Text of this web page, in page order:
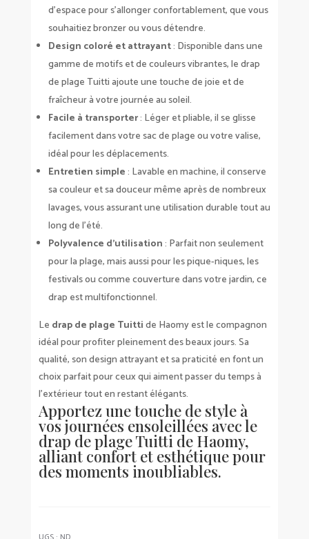
d’espace pour s’allonger confortablement, que vous
souhaitiez bronzer ou vous détendre.
Design coloré et attrayant: Disponible dans une
gamme de motifs et de couleurs vibrantes, le drap
de plage Tuitti ajoute une touche de joie et de
fraîcheur à votre journée au soleil.
Facile à transporter: Léger et pliable, il se glisse
facilement dans votre sac de plage ou votre valise,
idéal pour les déplacements.
Entretien simple: Lavable en machine, il conserve
sa couleur et sa douceur même après de nombreux
lavages, vous assurant une utilisation durable tout au
long de l’été.
Polyvalence d’utilisation: Parfait non seulement
pour la plage, mais aussi pour les pique-niques, les
festivals ou comme couverture dans votre jardin, ce
drap est multifonctionnel.
Le drap de plage Tuittide Haomy est le compagnon
idéal pour profiter pleinement des beaux jours. Sa
qualité, son design attrayant et sa praticité en font un
choix parfait pour ceux qui aiment passer du temps à
l’extérieur tout en restant élégants.
Apportez une touche de style à
vos journées ensoleillées avec le
drap de plage Tuitti de Haomy,
alliant confort et esthétique pour
des moments inoubliables.